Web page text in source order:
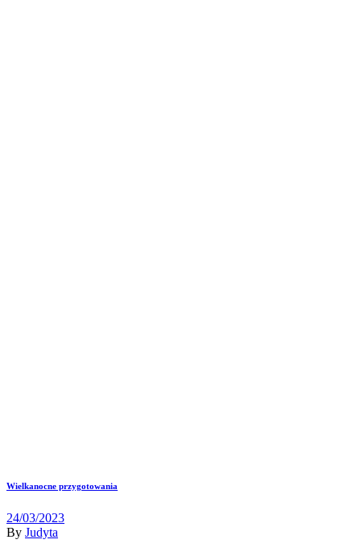
Wielkanocne przygotowania
24/03/2023
By Judyta